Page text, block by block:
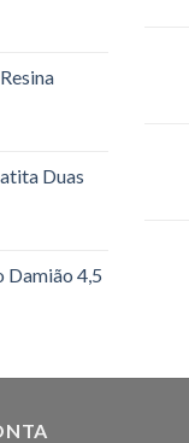
Duas
Damião 4,5